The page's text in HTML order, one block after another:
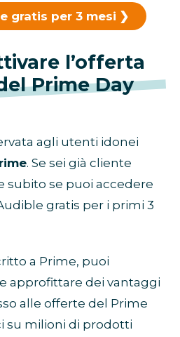
gratis per 3 mesi
l’offerta
Prime Day
agli utenti idonei
. Se sei già cliente
subito se puoi accedere
gratis per i primi 3
a Prime, puoi
approfittare dei vantaggi
alle offerte del Prime
su milioni di prodotti